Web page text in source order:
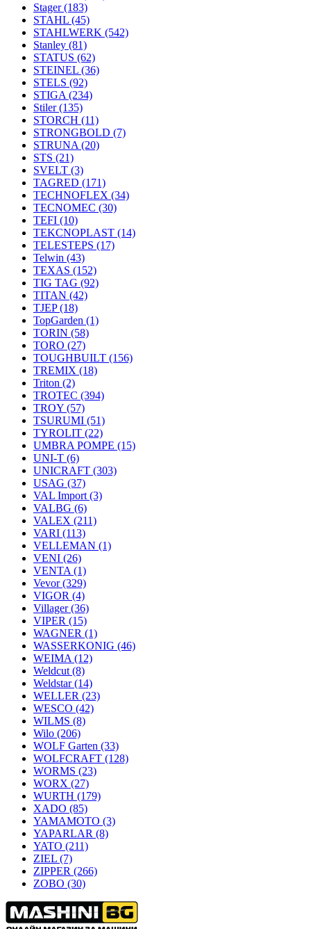
Stager(183)
STAHL (45)
STAHLWERK (542)
Stanley (81)
STATUS (62)
STEINEL (36)
STELS (92)
STIGA (234)
Stiler(135)
STORCH (11)
STRONGBOLD (7)
STRUNA (20)
STS (21)
SVELT (3)
TAGRED (171)
TECHNOFLEX (34)
TECNOMEC (30)
TEFI (10)
TEKCNOPLAST (14)
TELESTEPS (17)
Telwin (43)
TEXAS (152)
TIG TAG (92)
TITAN (42)
TJEP(18)
TopGarden (1)
TORIN (58)
TORO (27)
TOUGHBUILT (156)
TREMIX (18)
Triton (2)
TROTEC (394)
TROY (57)
TSURUMI (51)
TYROLIT (22)
UMBRA POMPE (15)
UNI-T (6)
UNICRAFT (303)
USAG (37)
VAL Import (3)
VALBG (6)
VALEX (211)
VARI (113)
VELLEMAN (1)
VENI (26)
VENTA (1)
Vevor(329)
VIGOR (4)
Villager(36)
VIPER (15)
WAGNER (1)
WASSERKONIG (46)
WEIMA (12)
Weldcut (8)
Weldstar(14)
WELLER (23)
WESCO (42)
WILMS (8)
Wilo (206)
WOLF Garten (33)
WOLFCRAFT (128)
WORMS (23)
WORX (27)
WURTH (179)
XADO (85)
YAMAMOTO (3)
YAPARLAR (8)
YATO (211)
ZIEL (7)
ZIPPER (266)
ZOBO (30)